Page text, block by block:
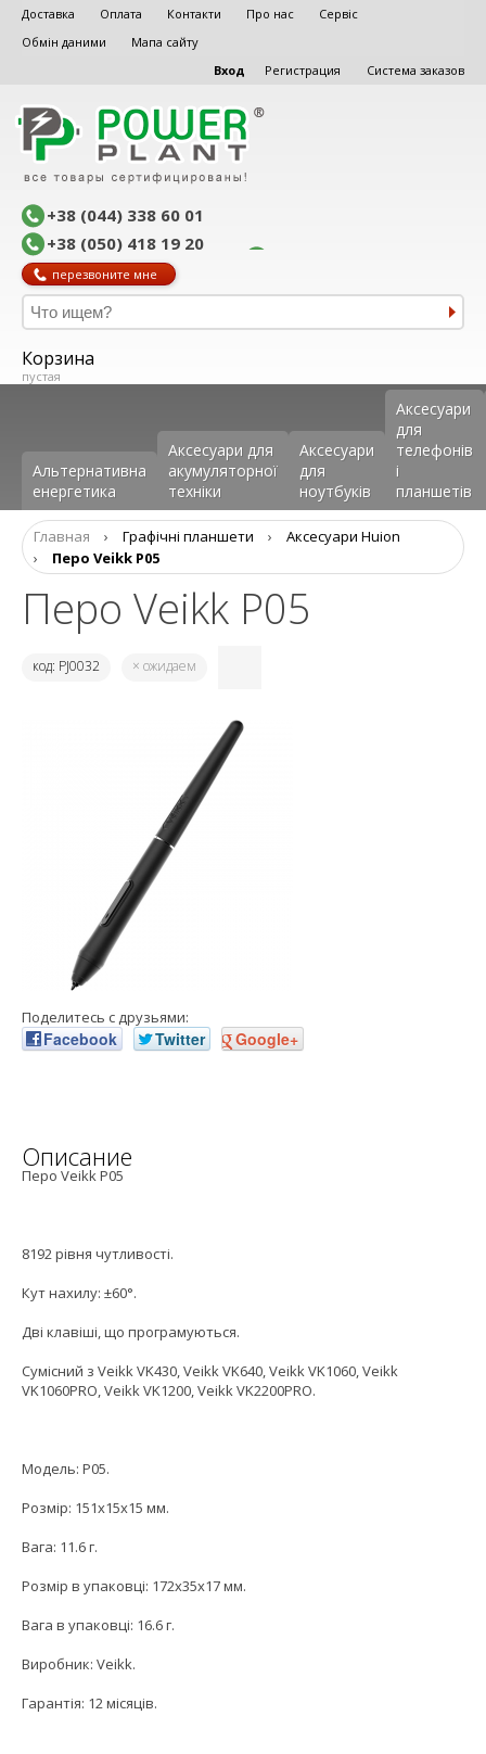
Доставка Оплата Контакти Про нас
Сервіс
Обмін даними
Мапа сайту
Вход
Регистрация Система заказов
+38 (044) 338 60 01
+38 (050) 418 19 20
перезвоните мне
Корзина
пустая
Альтернативна
енергетика
Аксесуари для
акумуляторної
техніки
Аксесуари
для
ноутбуків
Аксеcуари
для
телефонів
і
планшетів
Главная › Графічні планшети ›
Аксесуари Huion
›
Перо Veikk P05
Перо Veikk P05
код: PJ0032 × ожидаем
Поделитесь с друзьями:
Facebook Twitter Google+
Описание
Перо Veikk P05
8192 рівня чутливості.
Кут нахилу: ±60°.
Дві клавіші, що програмуються.
Сумісний з Veikk VK430, Veikk VK640, Veikk VK1060, Veikk
VK1060PRO, Veikk VK1200, Veikk VK2200PRO.
Модель: P05.
Розмір: 151х15х15 мм.
Вага: 11.6 г.
Розмір в упаковці: 172х35х17 мм.
Вага в упаковці: 16.6 г.
Виробник: Veikk.
Гарантія: 12 місяців.